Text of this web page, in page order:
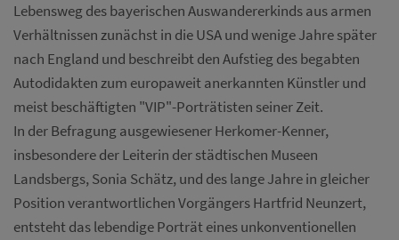
Lebensweg des bayerischen Auswandererkinds aus armen
Verhältnissen zunächst in die USA und wenige Jahre später
nach England und beschreibt den Aufstieg des begabten
Autodidakten zum europaweit anerkannten Künstler und
meist beschäftigten "VIP"-Porträtisten seiner Zeit.
In der Befragung ausgewiesener Herkomer-Kenner,
insbesondere der Leiterin der städtischen Museen
Landsbergs, Sonia Schätz, und des lange Jahre in gleicher
Position verantwortlichen Vorgängers Hartfrid Neunzert,
entsteht das lebendige Porträt eines unkonventionellen